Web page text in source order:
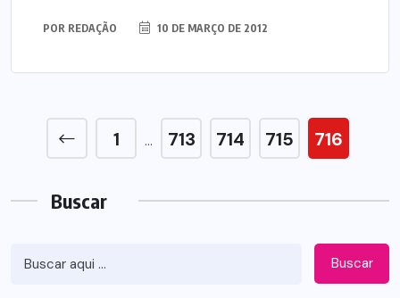
POR REDAÇÃO 10 DE MARÇO DE 2012
1 … 713 714 715 716
Buscar
Buscar